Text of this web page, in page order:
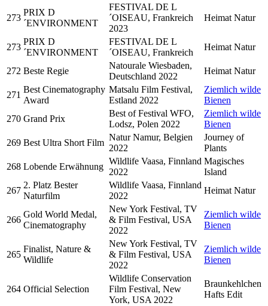
273
PRIX D
´ENVIRONMENT
FESTIVAL DE L
´OISEAU, Frankreich
2023
Heimat Natur
273
PRIX D
´ENVIRONMENT
FESTIVAL DE L
´OISEAU, Frankreich
Heimat Natur
272 Beste Regie
Natourale Wiesbaden,
Deutschland 2022
Heimat Natur
271
Best Cinematography
Award
Matsalu Film Festival,
Estland 2022
Ziemlich wilde
Bienen
270 Grand Prix
Best of Festival WFO,
Lodsz, Polen 2022
Ziemlich wilde
Bienen
269 Best Ultra Short Film
Natur Namur, Belgien
2022
Journey of
Plants
268 Lobende Erwähnung
Wildlife Vaasa, Finnland
2022
Magisches
Island
267
2. Platz Bester
Naturfilm
Wildlife Vaasa, Finnland
2022
Heimat Natur
266
Gold World Medal,
Cinematography
New York Festival, TV
& Film Festival, USA
2022
Ziemlich wilde
Bienen
265
Finalist, Nature &
Wildlife
New York Festival, TV
& Film Festival, USA
2022
Ziemlich wilde
Bienen
264 Official Selection
Wildlife Conservation
Film Festival, New
York, USA 2022
Braunkehlchen
Hafts Edit